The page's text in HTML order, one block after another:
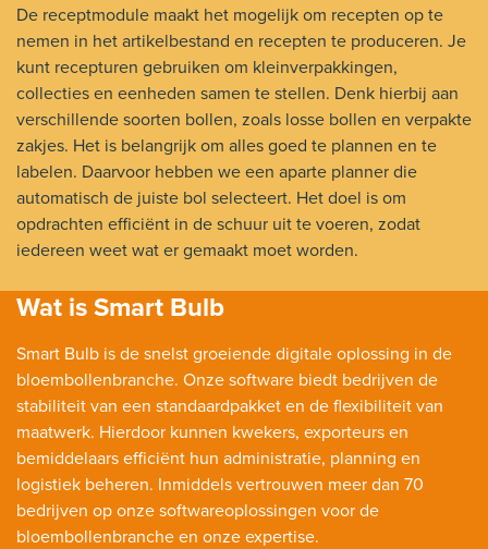
De receptmodule maakt het mogelijk om recepten op te
nemen in het artikelbestand en recepten te produceren. Je
kunt recepturen gebruiken om kleinverpakkingen,
collecties en eenheden samen te stellen. Denk hierbij aan
verschillende soorten bollen, zoals losse bollen en verpakte
zakjes. Het is belangrijk om alles goed te plannen en te
labelen. Daarvoor hebben we een aparte planner die
automatisch de juiste bol selecteert. Het doel is om
opdrachten efficiënt in de schuur uit te voeren, zodat
iedereen weet wat er gemaakt moet worden.
Wat is Smart Bulb
Smart Bulb is de snelst groeiende digitale oplossing in de
bloembollenbranche. Onze software biedt bedrijven de
stabiliteit van een standaardpakket en de flexibiliteit van
maatwerk. Hierdoor kunnen kwekers, exporteurs en
bemiddelaars efficiënt hun administratie, planning en
logistiek beheren. Inmiddels vertrouwen meer dan 70
bedrijven op onze softwareoplossingen voor de
bloembollenbranche en onze expertise.